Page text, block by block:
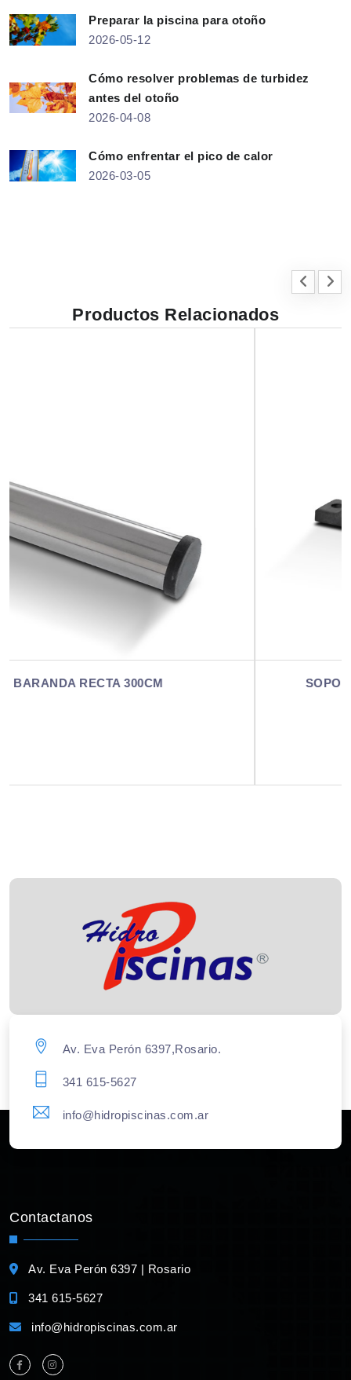
Preparar la piscina para otoño
2026-05-12
Cómo resolver problemas de turbidez
antes del otoño
2026-04-08
Cómo enfrentar el pico de calor
2026-03-05
Productos Relacionados
SOPORTE PLÁSTICO PARA BARANDA
Av. Eva Perón 6397,Rosario.
341 615-5627
info@hidropiscinas.com.ar
Contactanos
Av. Eva Perón 6397 | Rosario
341 615-5627
info@hidropiscinas.com.ar